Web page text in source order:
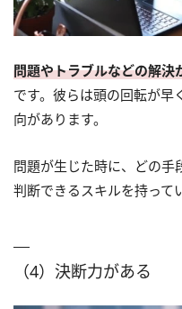
問題やトラブルなどの解決
です。彼らは頭の回転が早
向があります。
問題が生じた時に、どの手
判断できるスキルを持って
（4）決断力がある